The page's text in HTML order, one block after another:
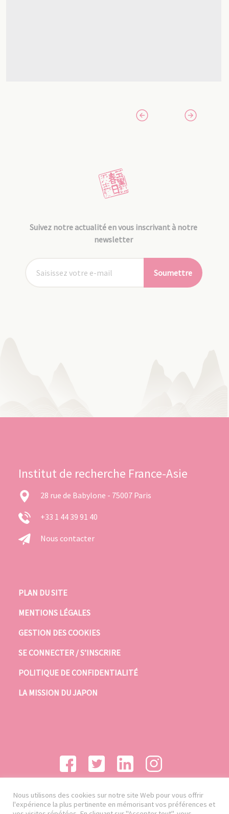
Suivez notre actualité en vous inscrivant à notre
newsletter
Soumettre
Institut de recherche France-Asie
28 rue de Babylone - 75007 Paris
+33 1 44 39 91 40
Nous contacter
PLAN DU SITE
MENTIONS LÉGALES
GESTION DES COOKIES
SE CONNECTER / S’INSCRIRE
POLITIQUE DE CONFIDENTIALITÉ
LA MISSION DU JAPON
Nous utilisons des cookies sur notre site Web pour vous offrir
l'expérience la plus pertinente en mémorisant vos préférences et